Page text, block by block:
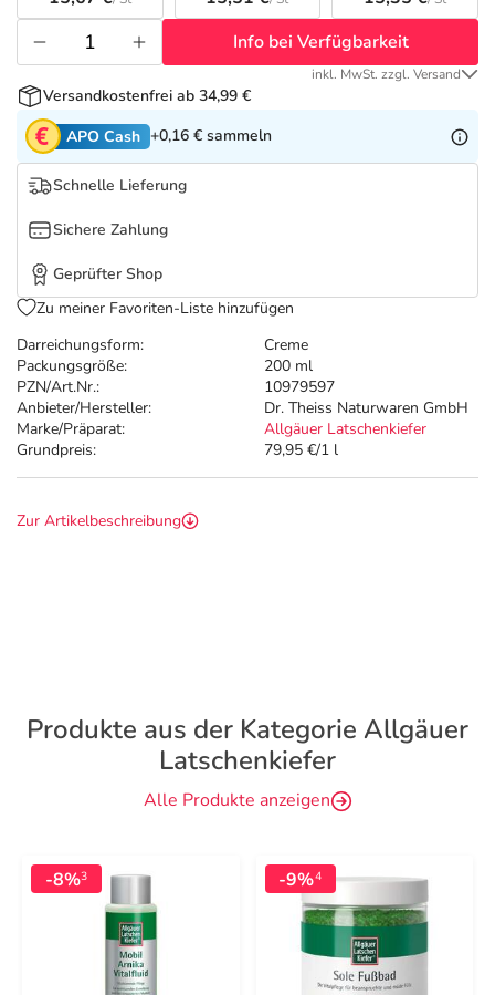
Tierapotheke
Vitamine & Mineralstoffe
Marken
Salus Deals
Darreichungsform:
Creme
Packungsgröße:
200 ml
PZN/Art.Nr.:
10979597
Anbieter/Hersteller:
Dr. Theiss Naturwaren GmbH
Marke/Präparat:
Allgäuer Latschenkiefer
Grundpreis:
79,95 €/1 l
Info bei Verfügbarkeit
inkl. MwSt. zzgl. Versand
Versandkostenfrei ab 34,99 €
APO Cash +0,16 € sammeln
Schnelle Lieferung
Sichere Zahlung
Geprüfter Shop
Zu meiner Favoriten-Liste hinzufügen
Zur Artikelbeschreibung
Produkte aus der Kategorie Allgäuer
Latschenkiefer
Alle Produkte anzeigen
-8%3 -9%4